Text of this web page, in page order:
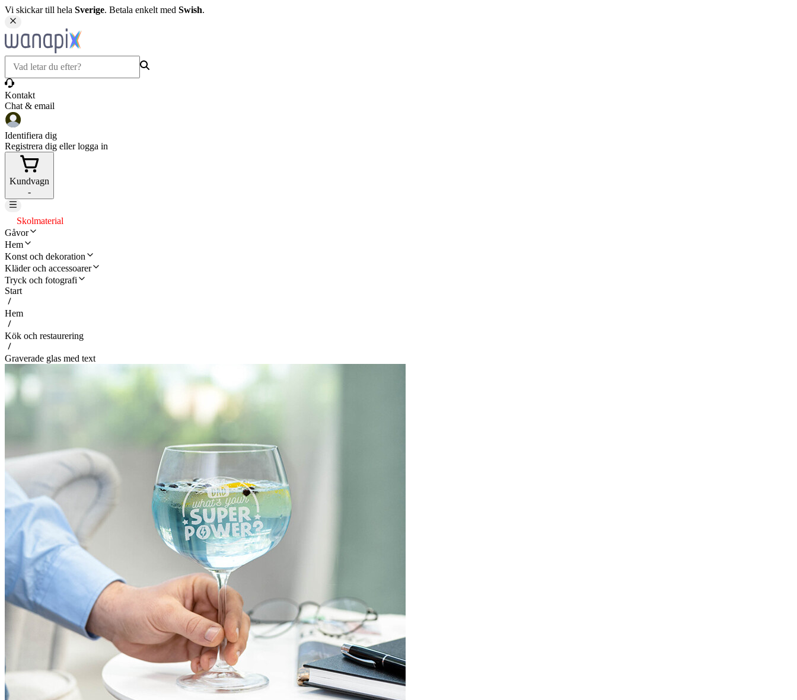
Vi skickar till hela Sverige. Betala enkelt med Swish.
Kontakt
Chat & email
Identifiera dig
Registrera dig eller logga in
Kundvagn
-
Skolmaterial
Gåvor
Hem
Konst och dekoration
Kläder och accessoarer
Tryck och fotografi
Start
Hem
Kök och restaurering
Graverade glas med text